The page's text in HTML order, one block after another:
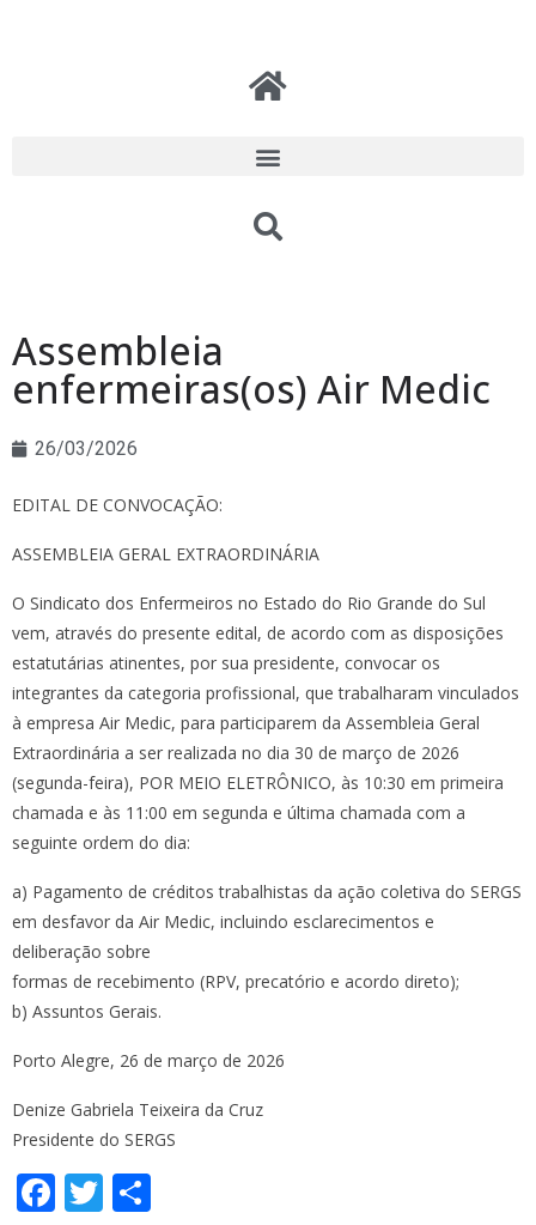
Assembleia
enfermeiras(os) Air Medic
26/03/2026
EDITAL DE CONVOCAÇÃO:
ASSEMBLEIA GERAL EXTRAORDINÁRIA
O Sindicato dos Enfermeiros no Estado do Rio Grande do Sul
vem, através do presente edital, de acordo com as disposições
estatutárias atinentes, por sua presidente, convocar os
integrantes da categoria profissional, que trabalharam vinculados
à empresa Air Medic, para participarem da Assembleia Geral
Extraordinária a ser realizada no dia 30 de março de 2026
(segunda-feira), POR MEIO ELETRÔNICO, às 10:30 em primeira
chamada e às 11:00 em segunda e última chamada com a
seguinte ordem do dia:
a) Pagamento de créditos trabalhistas da ação coletiva do SERGS
em desfavor da Air Medic, incluindo esclarecimentos e
deliberação sobre
formas de recebimento (RPV, precatório e acordo direto);
b) Assuntos Gerais.
Porto Alegre, 26 de março de 2026
Denize Gabriela Teixeira da Cruz
Presidente do SERGS
F T